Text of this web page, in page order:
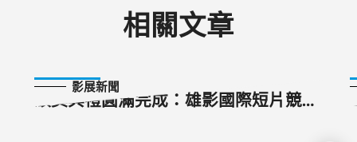
相關文章
影展新聞
頒獎典禮圓滿完成：雄影國際短片競賽